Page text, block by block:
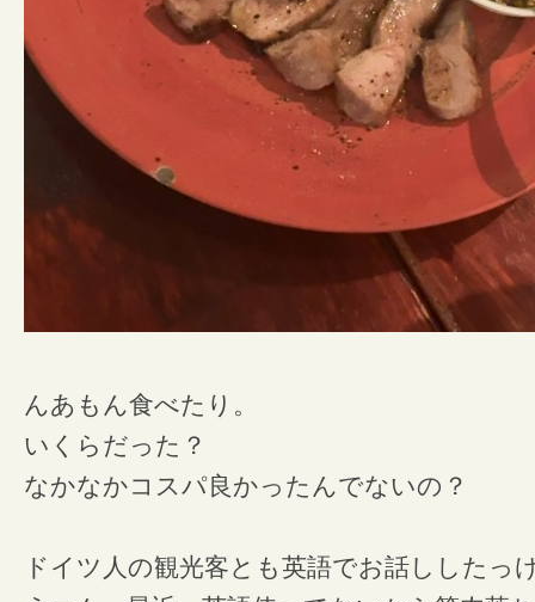
んあもん食べたり。
いくらだった？
なかなかコスパ良かったんでないの？
ドイツ人の観光客とも英語でお話ししたっ